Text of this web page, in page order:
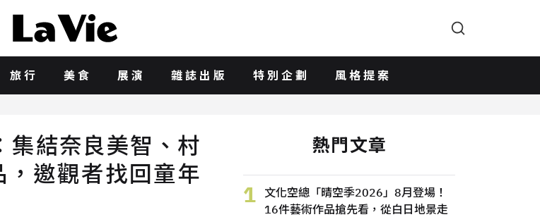
旅行 美食 展演 雜誌出版 特別企劃 風格提案
集結奈良美智、村
邀觀者找回童年
熱門文章
1
文化空總「晴空季2026」8月登場！
16件藝術作品搶先看，從白日地景走